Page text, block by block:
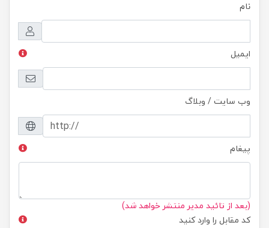
نام
ایمیل
وب سایت / وبلاگ
پیغام
(بعد از تائید مدیر منتشر خواهد شد)
کد مقابل را وارد کنید